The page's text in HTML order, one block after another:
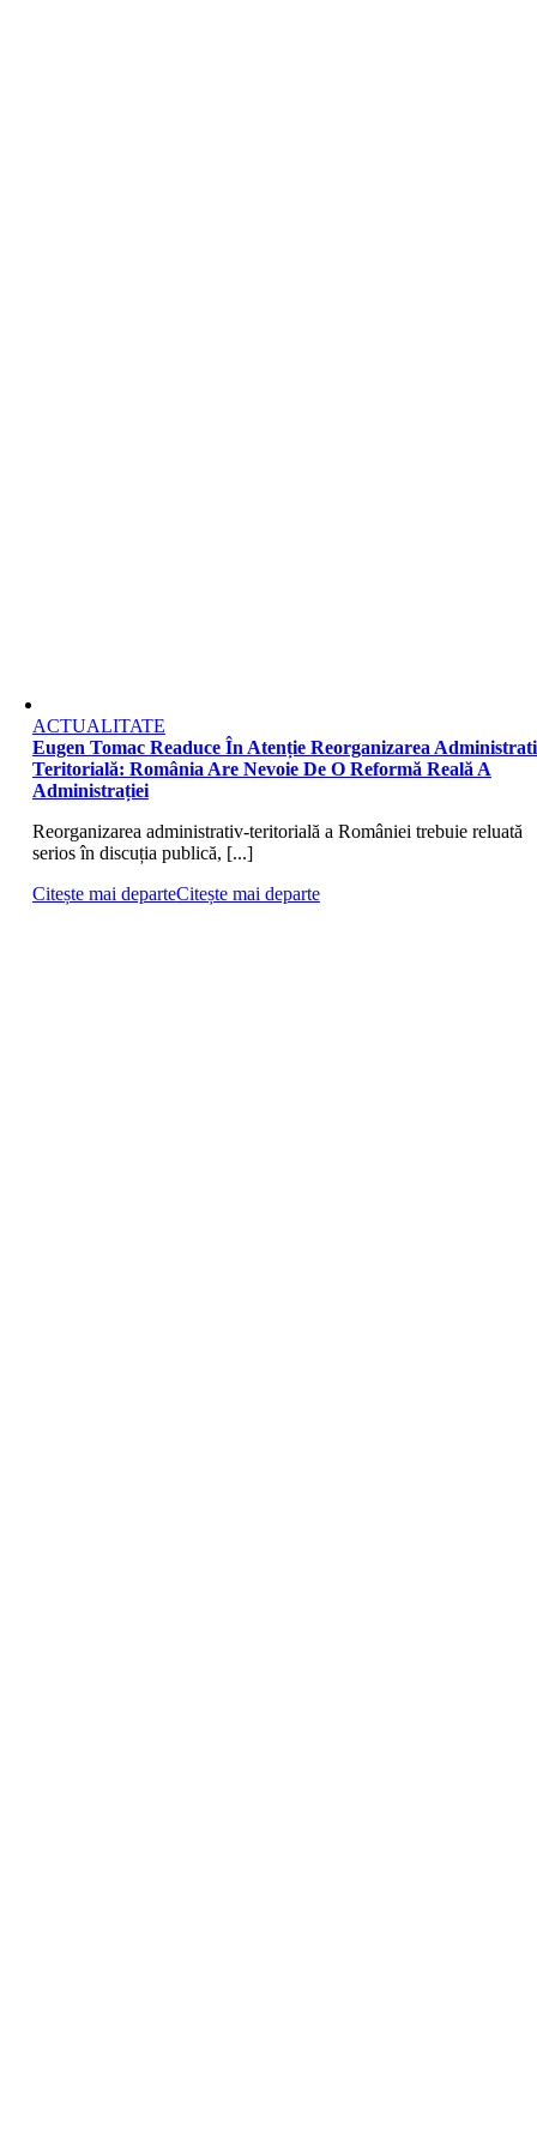
ACTUALITATE
Eugen Tomac Readuce În Atenție Reorganizarea
Teritorială: România Are Nevoie De O Reformă Reală A
Administrației
Reorganizarea administrativ-teritorială a României trebuie reluată
serios în discuția publică, [...]
Citește mai departeCitește mai departe